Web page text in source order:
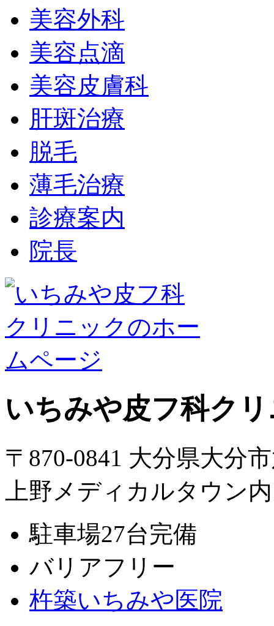
美容外科
美容点滴
美容皮膚科
肝斑治療
脱毛
薄毛治療
診療案内
院長
いちみや皮フ科ク
〒870-0841 大分県大分
上野メディカルタウン内
駐車場27台完備
バリアフリー
杵築いちみや医院